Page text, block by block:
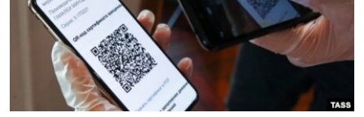
РАСПИСАНИЕ ВЕЩАНИЯ
ПОДПИШИТЕСЬ НА РАССЫЛКУ
СОЦИАЛЬНЫЕ СЕТИ